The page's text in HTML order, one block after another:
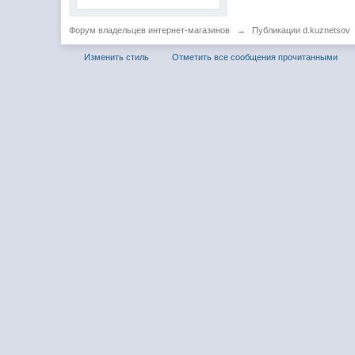
Форум владельцев интернет-магазинов → Публикации d.kuznetsov
Изменить стиль Отметить все сообщения прочитанными